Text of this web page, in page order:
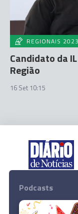
REGIONAIS 2023
Candidato da
Região
16 Set 10:15
Podcasts